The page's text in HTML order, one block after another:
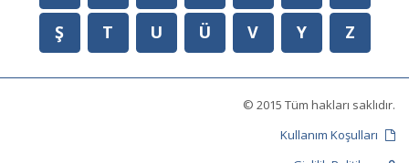
Ş
T U Ü V Y Z
© 2015 Tüm hakları saklıdır.
Kullanım Koşulları